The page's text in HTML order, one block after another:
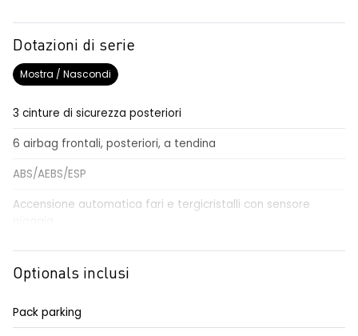
Dotazioni di serie
Mostra / Nascondi
3 cinture di sicurezza posteriori
6 airbag frontali, posteriori, a tendina
ABS/AEBS/ESP
Accensione automatica fari e tergicristalli con sensore
Adaptative cruise control
Airbag per il conducente e passeggero
Alzacristalli elettrici impulsionali anteriori e posteriori
Optionals inclusi
Pack parking